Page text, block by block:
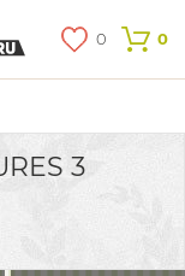
0 0
3